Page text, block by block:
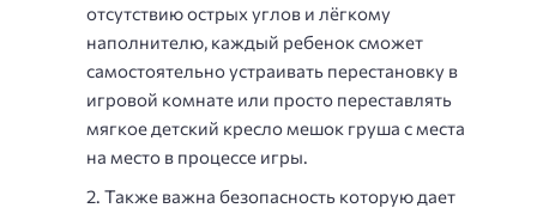
отсутствию острых углов и лёгкому
наполнителю, каждый ребенок сможет
самостоятельно устраивать перестановку в
игровой комнате или просто переставлять
мягкое детский кресло мешок груша с места
на место в процессе игры.
Также важна безопасность которую дает